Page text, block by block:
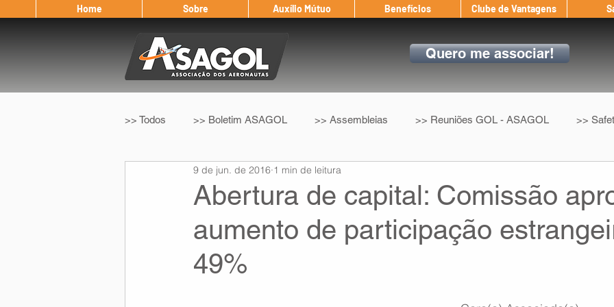
Home Sobre Auxílio Mútuo Benefícios Clube de Vantagens
Quero me associar!
>> Todos >> Boletim ASAGOL >> Assembleias >> Reuniões GOL - ASAGOL >>
>> Legislação >> IFALPA >> Convenção Coletiva
Eleição ASAGOL Safety Window Auxílio Mútuo Depoimentos Amigo da ASAGOL
Abertura de capital: Comissão
aumento de participação
49%
9 de jun. de 2016 1 min de leitura